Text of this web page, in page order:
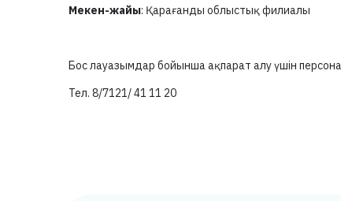
Мекен-жайы: Қарағанды облыстық филиалы
Бос лауазымдар бойынша ақпарат алу үшін
Тел. 8/7121/ 41 11 20